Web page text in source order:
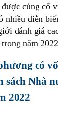
củng cố
nhiều diễn
đánh giá
năm
có
sách Nhà
2022